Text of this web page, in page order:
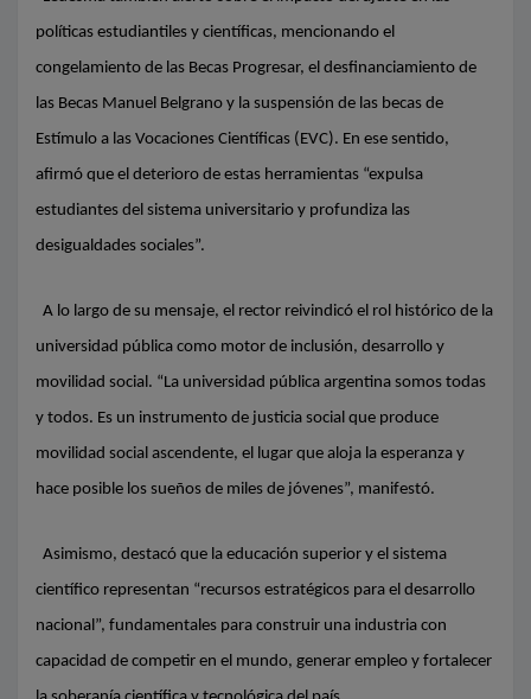
políticas estudiantiles y científicas, mencionando el
congelamiento de las Becas Progresar, el desfinanciamiento de
las Becas Manuel Belgrano y la suspensión de las becas de
Estímulo a las Vocaciones Científicas (EVC). En ese sentido,
afirmó que el deterioro de estas herramientas “expulsa
estudiantes del sistema universitario y profundiza las
desigualdades sociales”.
A lo largo de su mensaje, el rector reivindicó el rol histórico de la
universidad pública como motor de inclusión, desarrollo y
movilidad social. “La universidad pública argentina somos todas
y todos. Es un instrumento de justicia social que produce
movilidad social ascendente, el lugar que aloja la esperanza y
hace posible los sueños de miles de jóvenes”, manifestó.
Asimismo, destacó que la educación superior y el sistema
científico representan “recursos estratégicos para el desarrollo
nacional”, fundamentales para construir una industria con
capacidad de competir en el mundo, generar empleo y fortalecer